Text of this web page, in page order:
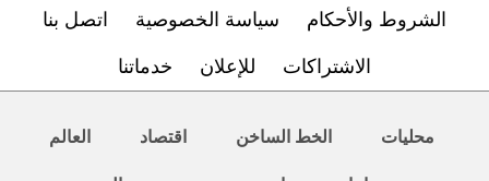
الشروط والأحكام سياسة الخصوصية اتصل بنا
الاشتراكات للإعلان خدماتنا
محليات الخط الساخن اقتصاد العالم